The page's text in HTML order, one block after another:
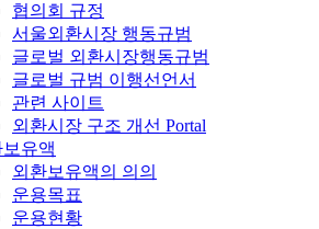
협의회 규정
서울외환시장 행동규범
글로벌 외환시장행동규범
글로벌 규범 이행선언서
관련 사이트
외환시장 구조 개선 Portal
유액
외환보유액의 의의
운용목표
운용현황